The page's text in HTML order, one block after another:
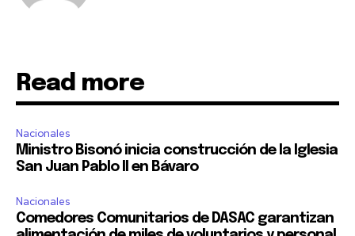
Read more
Nacionales
Ministro Bisonó inicia construcción de la Iglesia
San Juan Pablo II en Bávaro
Nacionales
Comedores Comunitarios de DASAC garantizan